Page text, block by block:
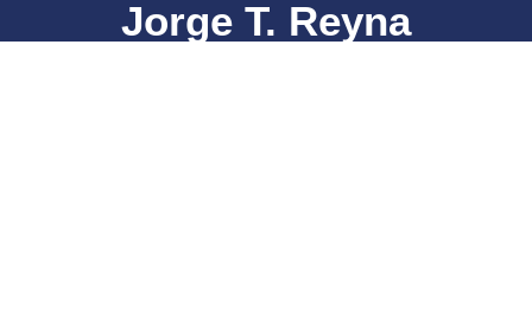
Jorge T. Reyna